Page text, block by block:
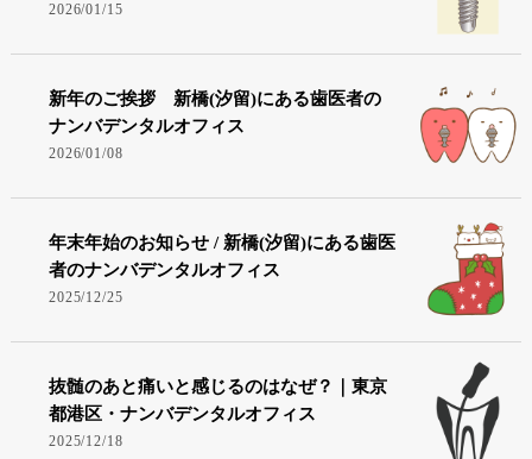
2026/01/15
新年のご挨拶 新橋(汐留)にある歯医者の
ナンバデンタルオフィス
2026/01/08
年末年始のお知らせ / 新橋(汐留)にある歯医
者のナンバデンタルオフィス
2025/12/25
抜髄のあと痛いと感じるのはなぜ？｜東京
都港区・ナンバデンタルオフィス
2025/12/18